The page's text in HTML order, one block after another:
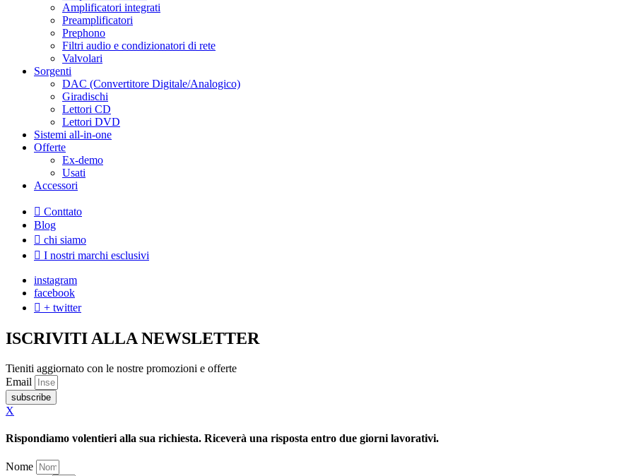
Amplificatori integrati
Preamplificatori
Prephono
Filtri audio e condizionatori di rete
Valvolari
Sorgenti
DAC (Convertitore Digitale/Analogico)
Giradischi
Lettori CD
Lettori DVD
Sistemi all-in-one
Offerte
Ex-demo
Usati
Accessori
Conttato
Blog
chi siamo
I nostri marchi esclusivi
instagram
facebook
+ twitter
ISCRIVITI ALLA NEWSLETTER
Tieniti aggiornato con le nostre promozioni e offerte
Email
subscribe
X
Rispondiamo volentieri alla sua richiesta. Riceverà una risposta entro due giorni lavorativi.
Nome